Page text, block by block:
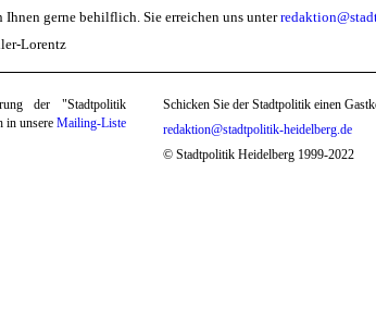
gerne behilflich. Sie erreichen uns unter
Lorentz
der "Stadtpolitik
in unsereMailing-Liste
Schicken Sie der Stadtpolitik einen
redaktion@stadtpolitik-heidelberg.de
© Stadtpolitik Heidelberg 1999-2022